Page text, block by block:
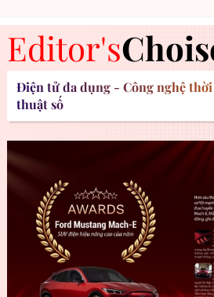
Editor's
Điện tử đa dụng - Công nghệ
thuật số